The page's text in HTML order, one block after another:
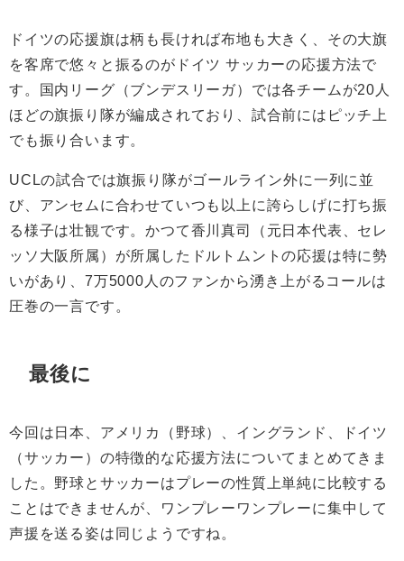
ドイツの応援旗は柄も長ければ布地も大きく、その大旗
を客席で悠々と振るのがドイツ サッカーの応援方法で
す。国内リーグ（ブンデスリーガ）では各チームが20人
ほどの旗振り隊が編成されており、試合前にはピッチ上
でも振り合います。
UCLの試合では旗振り隊がゴールライン外に一列に並
び、アンセムに合わせていつも以上に誇らしげに打ち振
る様子は壮観です。かつて香川真司（元日本代表、セレ
ッソ大阪所属）が所属したドルトムントの応援は特に勢
いがあり、7万5000人のファンから湧き上がるコールは
圧巻の一言です。
最後に
今回は日本、アメリカ（野球）、イングランド、ドイツ
（サッカー）の特徴的な応援方法についてまとめてきま
した。野球とサッカーはプレーの性質上単純に比較する
ことはできませんが、ワンプレーワンプレーに集中して
声援を送る姿は同じようですね。